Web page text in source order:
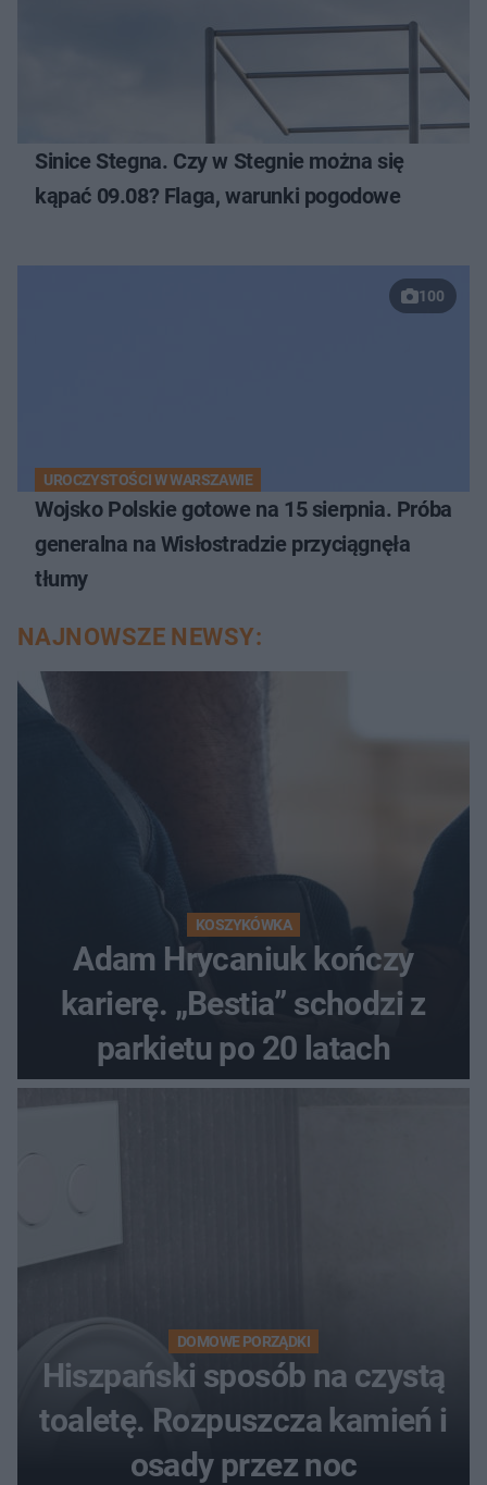
Sinice Stegna. Czy w Stegnie można się
kąpać 09.08? Flaga, warunki pogodowe
100
UROCZYSTOŚCI W WARSZAWIE
Wojsko Polskie gotowe na 15 sierpnia. Próba
generalna na Wisłostradzie przyciągnęła
tłumy
NAJNOWSZE NEWSY:
KOSZYKÓWKA
Adam Hrycaniuk kończy
karierę. „Bestia” schodzi z
parkietu po 20 latach
DOMOWE PORZĄDKI
Hiszpański sposób na czystą
toaletę. Rozpuszcza kamień i
osady przez noc